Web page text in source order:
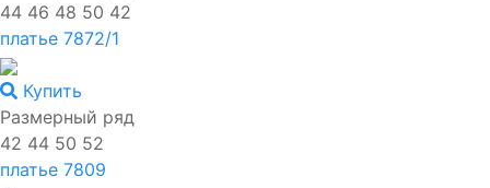
44 46 48 50 42
платье 7872/1
Купить
Размерный ряд
42 44 50 52
платье 7809